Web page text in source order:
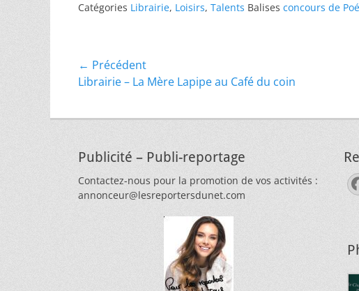
Catégories Librairie, Loisirs, Talents Balises concours de
Navigation
de
l’article
← Précédent
Article
Librairie – La Mère Lapipe au Café du coin
Publicité – Publi-reportage
Contactez-nous pour la promotion de vos activités :
annonceur@lesreportersdunet.com